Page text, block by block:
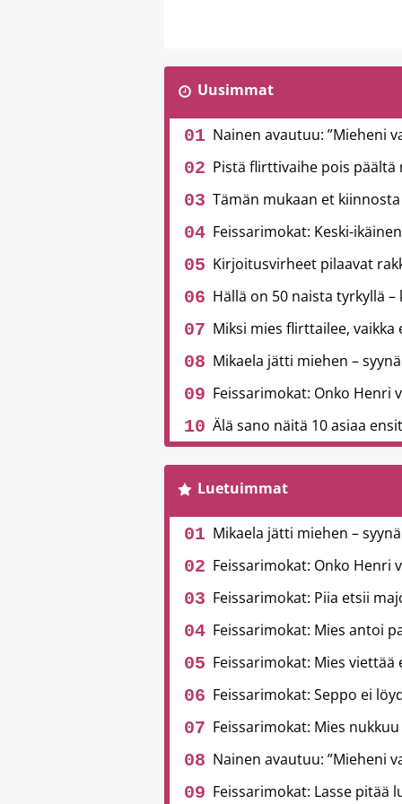
Uusimmat
Nainen avautuu: ”Mieheni
Pistä flirttivaihe pois päältä
Tämän mukaan et
Feissarimokat: Keski-
Kirjoitusvirheet pilaavat
Hällä on 50 naista tyrkyllä –
Miksi mies flirttailee,
Mikaela jätti miehen –
Feissarimokat: Onko Henri
Älä sano näitä 10 asiaa
Luetuimmat
Mikaela jätti miehen –
Feissarimokat: Onko Henri
Feissarimokat: Piia etsii
Feissarimokat: Mies antoi
Feissarimokat: Mies
Feissarimokat: Seppo ei
Feissarimokat: Mies
Nainen avautuu: ”Mieheni
Feissarimokat: Lasse pitää